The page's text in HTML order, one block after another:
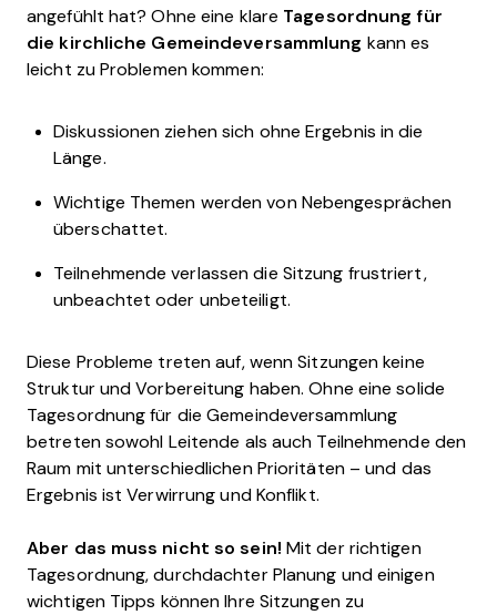
angefühlt hat? Ohne eine klare Tagesordnung für
die kirchliche Gemeindeversammlung kann es
leicht zu Problemen kommen:
Diskussionen ziehen sich ohne Ergebnis in die
Länge.
Wichtige Themen werden von Nebengesprächen
überschattet.
Teilnehmende verlassen die Sitzung frustriert,
unbeachtet oder unbeteiligt.
Diese Probleme treten auf, wenn Sitzungen keine
Struktur und Vorbereitung haben. Ohne eine solide
Tagesordnung für die Gemeindeversammlung
betreten sowohl Leitende als auch Teilnehmende den
Raum mit unterschiedlichen Prioritäten – und das
Ergebnis ist Verwirrung und Konflikt.
Aber das muss nicht so sein! Mit der richtigen
Tagesordnung, durchdachter Planung und einigen
wichtigen Tipps können Ihre Sitzungen zu